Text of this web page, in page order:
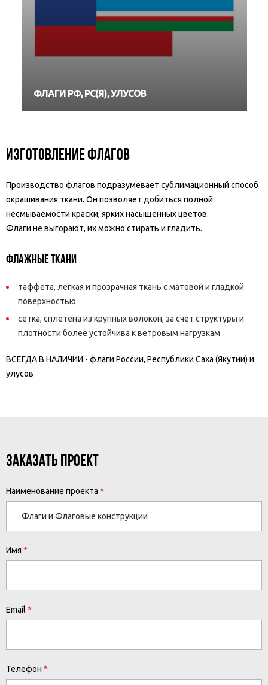
ФЛАГИ РФ, РС(Я), УЛУСОВ
ИЗГОТОВЛЕНИЕ ФЛАГОВ
Производство флагов подразумевает сублимационный способ
окрашивания ткани. Он позволяет добиться полной
несмываемости краски, ярких насыщенных цветов.
Флаги не выгорают, их можно стирать и гладить.
ФЛАЖНЫЕ ТКАНИ
таффета, легкая и прозрачная ткань с матовой и гладкой
поверхностью
сетка, сплетена из крупных волокон, за счет структуры и
плотности более устойчива к ветровым нагрузкам
ВСЕГДА В НАЛИЧИИ - флаги России, Республики Саха (Якутии) и
улусов
ЗАКАЗАТЬ ПРОЕКТ
Наименование проекта
Имя
Email
Телефон